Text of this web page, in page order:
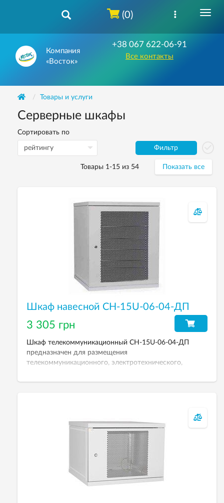
Компания
«Восток»
+38 067 622-06-91
Все контакты
(0)
Товары и услуги
Серверные шкафы
Сортировать по
Фильтр
Товары 1-15 из 54 Показать все
Шкаф навесной СН-15U-06-04-ДП
3 305 грн
Шкаф телекоммуникационный СН-15U-06-04-ДП
предназначен для размещения
телекоммуникационного, электротехнического,
15U. Степень защиты от пыли и влаги: IP-21. Дверь